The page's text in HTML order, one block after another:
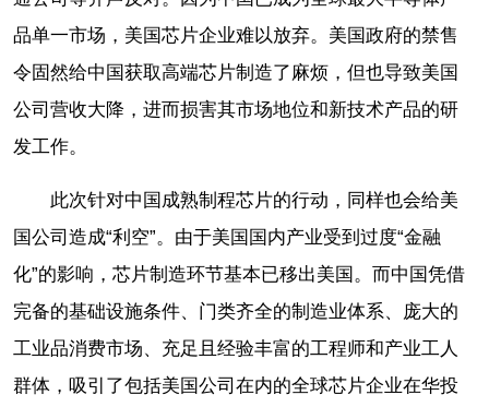
品单一市场，美国芯片企业难以放弃。美国政府的禁售
令固然给中国获取高端芯片制造了麻烦，但也导致美国
公司营收大降，进而损害其市场地位和新技术产品的研
发工作。
此次针对中国成熟制程芯片的行动，同样也会给美
国公司造成“利空”。由于美国国内产业受到过度“金融
化”的影响，芯片制造环节基本已移出美国。而中国凭借
完备的基础设施条件、门类齐全的制造业体系、庞大的
工业品消费市场、充足且经验丰富的工程师和产业工人
群体，吸引了包括美国公司在内的全球芯片企业在华投